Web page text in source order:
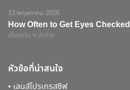
13 พฤษภาคม 2026
How Often to Get Eyes Checked
เรื่องแว่น ๆ น่าอ่าน
หัวข้อที่น่าสนใจ
• เลนส์โปรเกรสซีฟ